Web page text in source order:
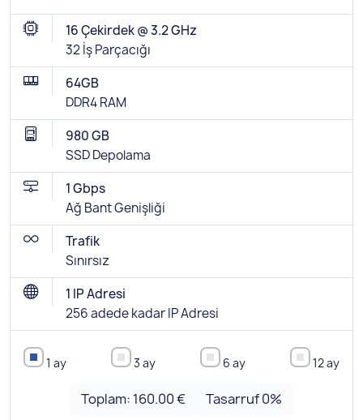
16 Çekirdek @ 3.2 GHz
32 İş Parçacığı
64GB
DDR4 RAM
980 GB
SSD Depolama
1 Gbps
Ağ Bant Genişliği
Trafik
Sınırsız
1 IP Adresi
256 adede kadar IP Adresi
1 ay 3 ay 6 ay 12 ay
Toplam: 160.00 € Tasarruf0%